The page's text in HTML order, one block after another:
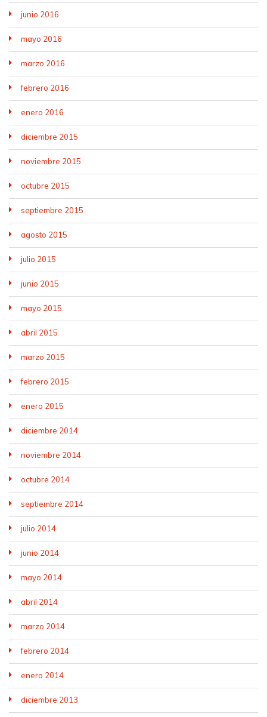
junio 2016
mayo 2016
marzo 2016
febrero 2016
enero 2016
diciembre 2015
noviembre 2015
octubre 2015
septiembre 2015
agosto 2015
julio 2015
junio 2015
mayo 2015
abril 2015
marzo 2015
febrero 2015
enero 2015
diciembre 2014
noviembre 2014
octubre 2014
septiembre 2014
julio 2014
junio 2014
mayo 2014
abril 2014
marzo 2014
febrero 2014
enero 2014
diciembre 2013